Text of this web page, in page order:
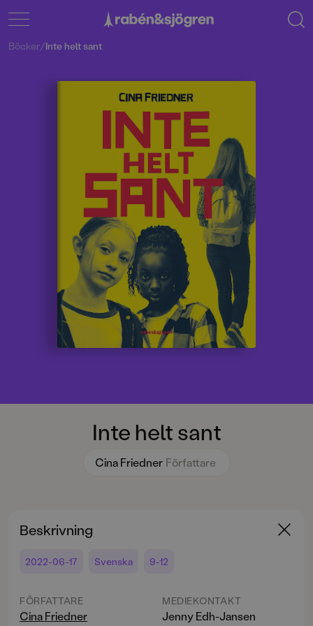
Inte helt sant
Cina Friedner Författare
Böcker/Inte helt sant
Beskrivning
2022-06-17 Svenska 9-12
FÖRFATTARE
Cina Friedner
MEDIEKONTAKT
Jenny Edh-Jansen